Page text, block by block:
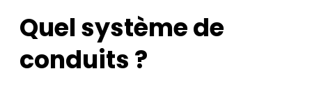
Quel système de
conduits ?